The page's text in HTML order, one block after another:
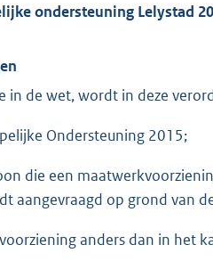
ondersteuning Lelystad
in de wet, wordt in deze
Ondersteuning 2015;
die een
aangevraagd op grond van
anders dan in het